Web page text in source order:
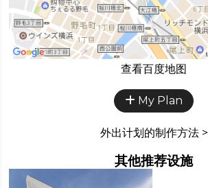
查看百度地图
My Plan
外出计划的制作方法 >
其他推荐设施